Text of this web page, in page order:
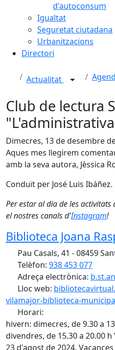
d'autoconsum
Igualtat
Seguretat ciutadana
Urbanitzacions
Directori
Actualitat
Club de lectura
Dimecres, 13 de desembre
Aques mes llegirem
amb la seva autora, Jèssica
Conduït per José Luis Ibáñez.
Per estar al dia de les activitats
el nostres canals d'Instagram!
Biblioteca Joana
Pau Casals, 41 - 08459
Telèfon: 938 453 077
Adreça electrònica:
Lloc web:
vilamajor-biblioteca-
Horari:
hivern: dimecres, de 9.30 a
divendres, de 15.30 a 20.00
23 d'agost de 2024.